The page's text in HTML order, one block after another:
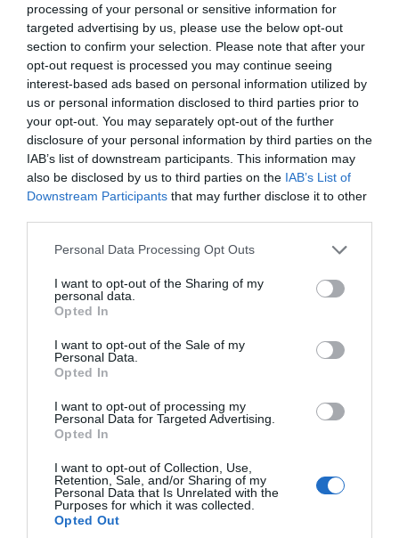
processing of your personal or sensitive information for
targeted advertising by us, please use the below opt-out
section to confirm your selection. Please note that after your
opt-out request is processed you may continue seeing
interest-based ads based on personal information utilized by
us or personal information disclosed to third parties prior to
your opt-out. You may separately opt-out of the further
disclosure of your personal information by third parties on the
IAB’s list of downstream participants. This information may
also be disclosed by us to third parties on the IAB’s List of
Downstream Participants that may further disclose it to other
Please note that this website/app uses one or more Google
not limited to your visit or usage behaviour. You may click to
grant or deny consent to Google and its third-party tags to
use your data for below specified purposes in below Google
consent section.
Personal Data Processing Opt Outs
I want to opt-out of the Sharing of my
personal data.
Opted In
I want to opt-out of the Sale of my
Personal Data.
Opted In
I want to opt-out of processing my
Personal Data for Targeted Advertising.
Opted In
I want to opt-out of Collection, Use,
Retention, Sale, and/or Sharing of my
Personal Data that Is Unrelated with the
Purposes for which it was collected.
Opted Out
Σε όσους λένε ότι κάνουμε απλώς
ενσωμάτωση μιας ευρωπαϊκής οδηγίας είπε
ότι δεν έχουν δίκιο: «Θεσπίζουμε το πιο
προστατευτικό πλαίσιο στην Ευρωπαϊκή
Ένωση, με πλαφόν 60% στη συνολική
επιβάρυνση για την αποπληρωμή του
δανείου, όταν μιλάμε για τα τέσσερα χρόνια [.
. ] Οι επόμενες χώρες που έχουν θέσει
δανείου είναι τρεις: Η Σουηδία, η Λιθουανία
Ενώ εμείς έχουμε 60%.
πιστοληπτικής ικανότητας. Οι πιστωτές
υποχρεώνονται σε αναλυτική και
τεκμηριωμένη αξιολόγηση της πιστοληπτικής
ικανότητας του καταναλωτή.
ΔΙΑΦΗΜΙΣΗ